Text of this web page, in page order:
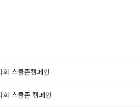
스쿨존캠페인
스쿨존 캠페인